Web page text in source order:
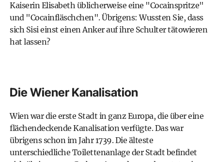
Kaiserin Elisabeth üblicherweise eine "Cocainspritze"
und "Cocainfläschchen". Übrigens: Wussten Sie, dass
sich Sisi einst einen Anker auf ihre Schulter tätowieren
hat lassen?
Die Wiener Kanalisation
Wien war die erste Stadt in ganz Europa, die über eine
flächendeckende Kanalisation verfügte. Das war
übrigens schon im Jahr 1739. Die älteste
unterschiedliche Toilettenanlage der Stadt befindet